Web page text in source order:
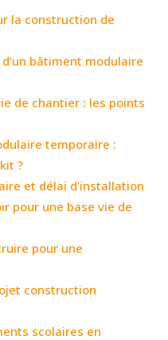
la construction de
bâtiment modulaire
de chantier : les points
temporaire :
?
et délai d’installation
pour une base vie de
pour une
construction
scolaires en